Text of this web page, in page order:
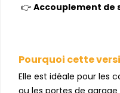
👉 Accouplement de
Pourquoi cette
Elle est idéale pour les
ou les portes de